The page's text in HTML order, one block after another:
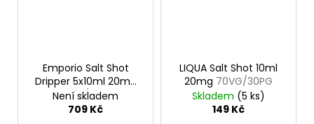
Emporio Salt Shot
Dripper 5x10ml 20mg
70VG/30PG
Není skladem
709 Kč
LIQUA Salt Shot 10ml
20mg 70VG/30PG
Skladem (5 ks)
149 Kč